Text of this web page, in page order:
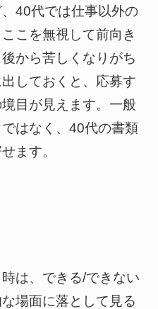
40代では仕事以外の
こを無視して前向き
から苦しくなりがち
しておくと、応募す
目が見えます。一般
はなく、40代の書類
ます。
は、できる/できない
場面に落として見る